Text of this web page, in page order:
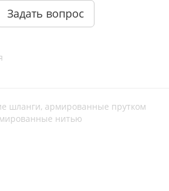
Задать вопрос
шланги, армированные прутком
нитью